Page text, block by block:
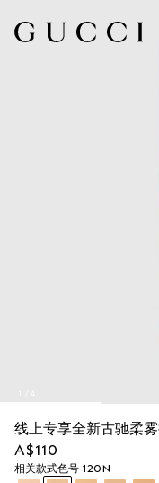
线上专享全新古驰柔
A$110
相关款式色号 120N